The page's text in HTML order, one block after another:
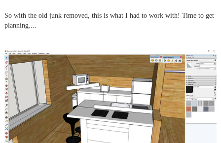
So with the old junk removed, this is what I had to work with! Time to get
planning....